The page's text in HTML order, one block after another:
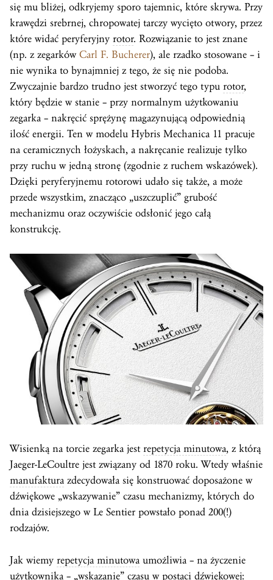
się mu bliżej, odkryjemy sporo tajemnic, które skrywa. Przy
krawędzi srebrnej, chropowatej tarczy wycięto otwory, przez
które widać peryferyjny rotor. Rozwiązanie to jest znane
(np. z zegarkówCarl F. Bucherer), ale rzadko stosowane – i
nie wynika to bynajmniej z tego, że się nie podoba.
Zwyczajnie bardzo trudno jest stworzyć tego typu rotor,
który będzie w stanie – przy normalnym użytkowaniu
zegarka – nakręcić sprężynę magazynującą odpowiednią
ilość energii. Ten w modelu Hybris Mechanica 11 pracuje
na ceramicznych łożyskach, a nakręcanie realizuje tylko
przy ruchu w jedną stronę (zgodnie z ruchem wskazówek).
Dzięki peryferyjnemu rotorowi udało się także, a może
przede wszystkim, znacząco „uszczuplić” grubość
mechanizmu oraz oczywiście odsłonić jego całą
konstrukcję.
Wisienką na torcie zegarka jestrepetycja minutowa, z którą
Jaeger-LeCoultre jest związany od 1870 roku. Wtedy właśnie
manufaktura zdecydowała się konstruować doposażone w
dźwiękowe „wskazywanie” czasu mechanizmy, których do
dnia dzisiejszego w Le Sentier powstało ponad 200(!)
rodzajów.
Jak wiemy repetycja minutowa umożliwia – na życzenie
użytkownika – „wskazanie” czasu w postaci dźwiękowej: